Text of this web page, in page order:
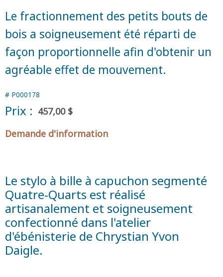
Le fractionnement des petits bouts de
bois a soigneusement été réparti de
façon proportionnelle afin d'obtenir un
agréable effet de mouvement.
# P000178
Prix : 457,00 $
Demande d'information
Le stylo à bille à capuchon segmenté
Quatre-Quarts est réalisé
artisanalement et soigneusement
confectionné dans l'atelier
d'ébénisterie de Chrystian Yvon
Daigle.